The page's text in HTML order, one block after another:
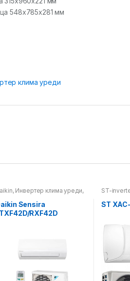
548x785x281 мм
клима уреди
, Инвертер клима уреди,
уреди
Sensira
RXF42D
ST-
ST